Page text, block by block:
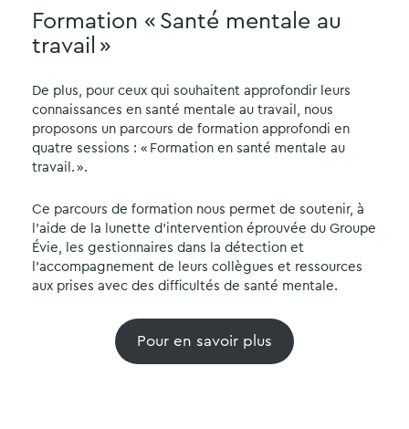
Formation « Santé mentale au
travail »
De plus, pour ceux qui souhaitent approfondir leurs
connaissances en santé mentale au travail, nous
proposons un parcours de formation approfondi en
quatre sessions : « Formation en santé mentale au
travail. ».
Ce parcours de formation nous permet de soutenir, à
l’aide de la lunette d’intervention éprouvée du Groupe
Évie, les gestionnaires dans la détection et
l’accompagnement de leurs collègues et ressources
aux prises avec des difficultés de santé mentale.
Pour en savoir plus